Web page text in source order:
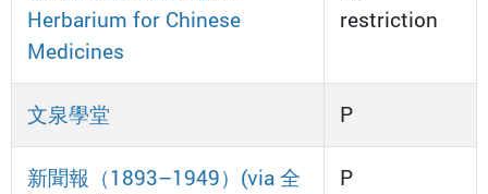
Herbarium for Chinese
Medicines
restriction
文泉學堂 P
新聞報（1893–1949）(via 全
P